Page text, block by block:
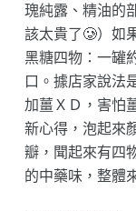
瑰純露、精油的
該太貴了🥲）如
黑糖四物：一罐
口。據店家說法
加薑ＸＤ，害怕
新心得，泡起來
瓣，聞起來有四
的中藥味，整體